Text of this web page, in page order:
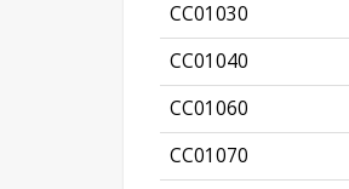
CC01030
CC01040
CC01060
CC01070